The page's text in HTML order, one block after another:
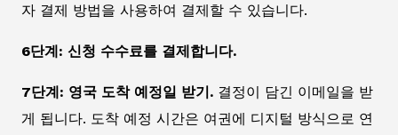
자 결제 방법을 사용하여 결제할 수 있습니다.
6단계: 신청 수수료를 결제합니다.
7단계: 영국 도착 예정일 받기. 결정이 담긴 이메일을 받
게 됩니다. 도착 예정 시간은 여권에 디지털 방식으로 연